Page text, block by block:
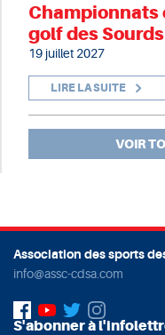
Championnats
golf des
19 juillet 2027
LIRE LA SUITE
VOIR
Association des sports
info@assc-cdsa.com
S'abonner à